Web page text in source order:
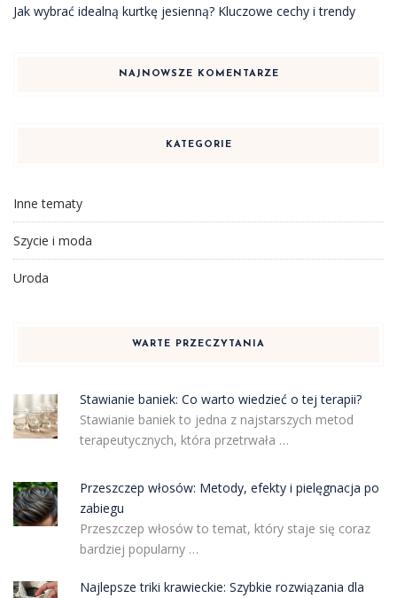
Jak wybrać idealną kurtkę jesienną? Kluczowe cechy i trendy
NAJNOWSZE KOMENTARZE
KATEGORIE
Inne tematy
Szycie i moda
Uroda
WARTE PRZECZYTANIA
Stawianie baniek: Co warto wiedzieć o tej terapii?
Stawianie baniek to jedna z najstarszych metod
terapeutycznych, która przetrwała …
Przeszczep włosów: Metody, efekty i pielęgnacja po
zabiegu
Przeszczep włosów to temat, który staje się coraz
bardziej popularny …
Najlepsze triki krawieckie: Szybkie rozwiązania dla